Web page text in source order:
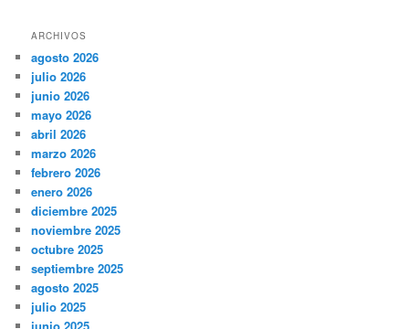
ARCHIVOS
agosto 2026
julio 2026
junio 2026
mayo 2026
abril 2026
marzo 2026
febrero 2026
enero 2026
diciembre 2025
noviembre 2025
octubre 2025
septiembre 2025
agosto 2025
julio 2025